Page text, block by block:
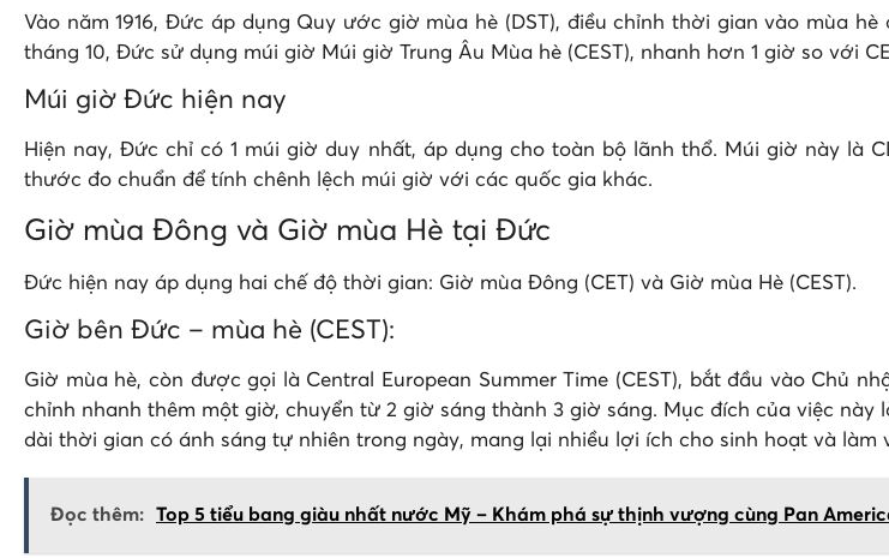
Vào năm 1916, Đức áp dụng Quy ước giờ mùa hè (DST), điều chỉnh thời gian vào mùa
tháng 10, Đức sử dụng múi giờ Múi giờ Trung Âu Mùa hè (CEST), nhanh hơn 1 giờ so với
Múi giờ Đức hiện nay
Hiện nay, Đức chỉ có 1 múi giờ duy nhất, áp dụng cho toàn bộ lãnh thổ. Múi giờ này là
thước đo chuẩn để tính chênh lệch múi giờ với các quốc gia khác.
Giờ mùa Đông và Giờ mùa Hè tại Đức
Đức hiện nay áp dụng hai chế độ thời gian: Giờ mùa Đông (CET) và Giờ mùa Hè (CEST).
Giờ bên Đức – mùa hè (CEST):
Giờ mùa hè, còn được gọi là Central European Summer Time (CEST), bắt đầu vào Chủ
chỉnh nhanh thêm một giờ, chuyển từ 2 giờ sáng thành 3 giờ sáng. Mục đích của việc
dài thời gian có ánh sáng tự nhiên trong ngày, mang lại nhiều lợi ích cho sinh hoạt và làm
Đọc thêm: Top 5 tiểu bang giàu nhất nước Mỹ – Khám phá sự thịnh vượng cùng Pan